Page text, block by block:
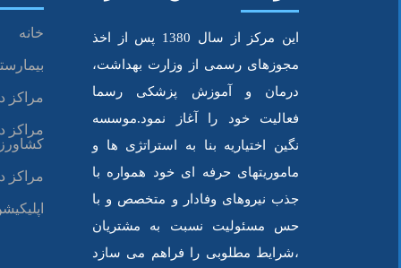
بیماری‌های واگیر هم تمام شدنی نیست. این
کرده است.
وی گفت: در عرصه دنیای مجازی که گسترده
تا پنجم متناسب با نیازهای این نسل‌ها
بود و پرستاران در عرصه خدمت غیربیمارستانی
دکتر میرزابیگی افزود: در این فضای جدید
کنار خودشان داشته باشند و برای فعالیت در
جدید ابتکار عمل را از دست ندهند.
این مرکز از سال 1380 پس از اخذ
مجوزهای رسمی از وزارت بهداشت،
درمان و آموزش پزشکی رسما
فعالیت خود را آغاز نمود.موسسه
نگین اختیاریه بنا به استراتژی ها و
ماموریتهای حرفه ای خود همواره با
جذب نیروهای وفادار و متخصص و با
حس مسئولیت نسبت به مشتریان
،شرایط مطلوبی را فراهم می سازد
خانه
مراکز
مراکز
مراکز